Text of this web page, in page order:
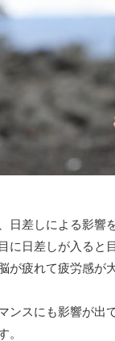
日差しによる影響
に日差しが入ると
が疲れて疲労感が
ンスにも影響が出
。